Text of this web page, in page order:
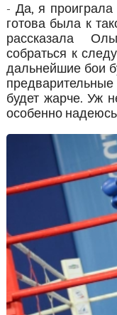
- Да, я
готова была к
рассказала
собраться к
дальнейшие бои
будет жарче. Уж
особенно